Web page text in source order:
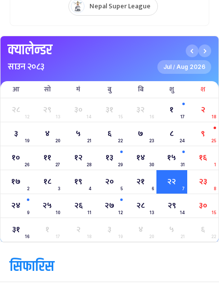
Nepal Super League
क्यालेन्डर
साउन २०८३ Jul / Aug 2026
आ सो मं बु बि शु श
२८
12
२९
13
३०
14
३१
15
३२
16
१
17
२
18
३
19
४
20
५
21
६
22
७
23
८
24
९
25
१०
26
११
27
१२
28
१३
29
१४
30
१५
31
१६
1
१७
2
१८
3
१९
4
२०
5
२१
6
२२
7
२३
8
२४
9
२५
10
२६
11
२७
12
२८
13
२९
14
३०
15
३१
16
१
17
२
18
३
19
४
20
५
21
६
22
सिफारिस